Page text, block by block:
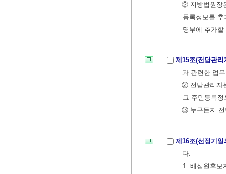
② 지방법원장
등록정보를
명부에 추가
제15조(전담관
과 관련한 업
② 전담관리자
그 주민등록
③ 누구든지 전
제16조(선정기
다.
1. 배심원후보